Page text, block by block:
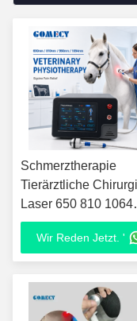
Schmerztherapie
Tierärztliche
Laser 650 810 1064
980nm Klasse 4
Ausrüstung
Wir Reden Jetzt. '